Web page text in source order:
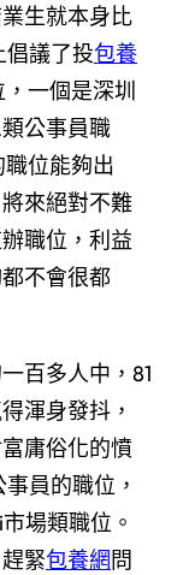
生就本身比
議了投包養
一個是深圳
公事員職
位能夠出
來絕對不難
職位，利益
不會很都
百多人中，81
渾身發抖，
庸俗化的憤
員的職位，
場類職位。
緊包養網 問